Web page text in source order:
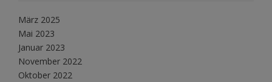
März 2025
Mai 2023
Januar 2023
November 2022
Oktober 2022